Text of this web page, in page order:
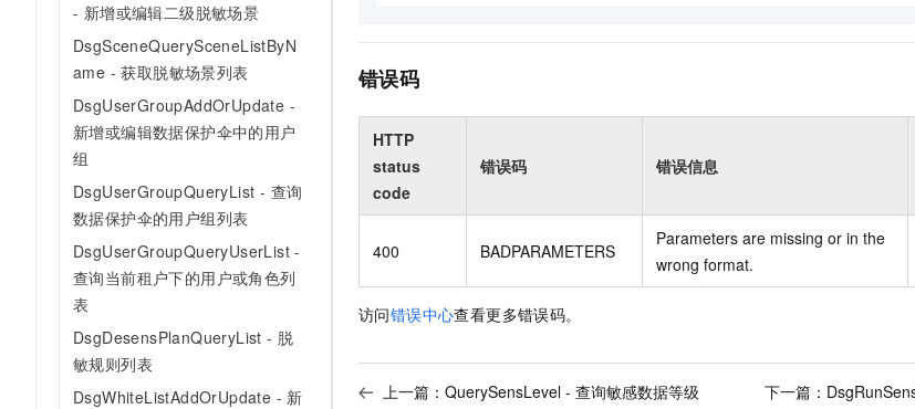
- 新增或编辑二级脱敏场景
DsgSceneQuerySceneListByN
ame - 获取脱敏场景列表
DsgUserGroupAddOrUpdate -
新增或编辑数据保护伞中的用户
组
DsgUserGroupQueryList - 查询
数据保护伞的用户组列表
DsgUserGroupQueryUserList -
查询当前租户下的用户或角色列
表
DsgDesensPlanQueryList - 脱
敏规则列表
DsgWhiteListAddOrUpdate - 新
错误码
HTTP
status
code
错误码 错误信息
400 BADPARAMETERS
Parameters are missing or in the
wrong format.
访问错误中心查看更多错误码。
上一篇： QuerySensLevel - 查询敏感数据等级 下一篇：